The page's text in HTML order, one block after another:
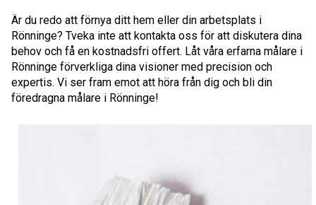
Är du redo att förnya ditt hem eller din arbetsplats i
Rönninge? Tveka inte att kontakta oss för att diskutera dina
behov och få en kostnadsfri offert. Låt våra erfarna målare i
Rönninge förverkliga dina visioner med precision och
expertis. Vi ser fram emot att höra från dig och bli din
föredragna målare i Rönninge!